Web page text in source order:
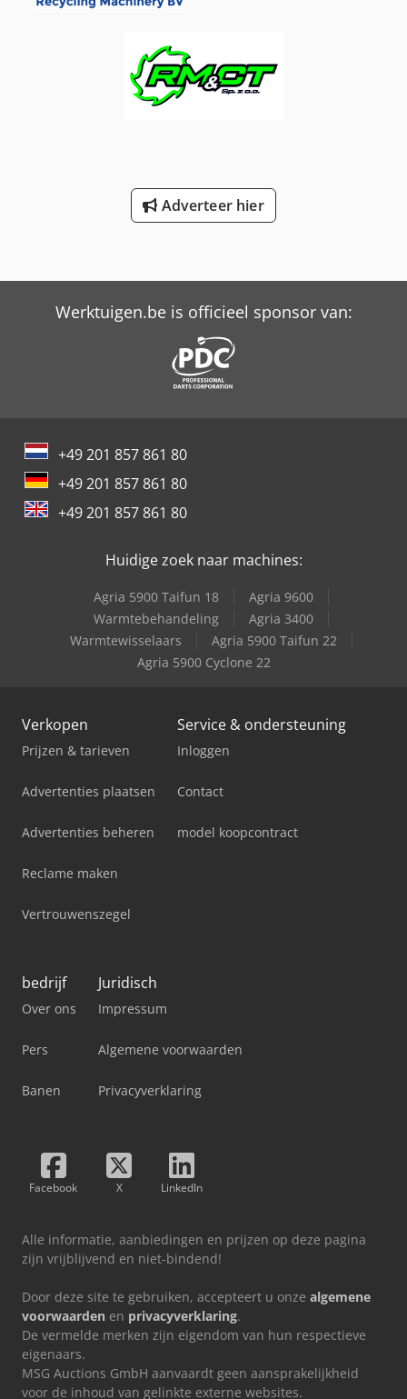
basisspanningsinstelling wordt niet gewijzigd - Met
geïntegreerde zaagbladspanningsindicator - De massief
gietijzeren zaagtafel is licht en comfortabel afgesteld via
Snijsnelheid 1400 m/min. vliegwieldiameter 530 mm max.
snijhoogte 350 mm max. snijbreedte met aanslag 465 mm
max. snijbreedte zonder aanslag 510 mm zaagbladlengte
V/50 Hz/P2 3,75 kW gewicht 305 kg Afmetingen
1000x720x2040 mm zuigmond diameter 2 x 100 mm
inbegrepen: 1 zaagbandset, lengte 4190 mm, 3-delig Art.-
Nr. 515 5313 INSTELLEN Opslaglocatie 97447 Gerolzhofen
Adverteer hier
Werktuigen.be is officieel sponsor van:
+49 201 857 861 80
+49 201 857 861 80
+49 201 857 861 80
Huidige zoek naar machines:
Agria 5900 Taifun 18
Agria 9600
Warmtebehandeling
Agria 3400
Warmtewisselaars
Agria 5900 Taifun 22
Agria 5900 Cyclone 22
Verkopen
Prijzen & tarieven
Advertenties plaatsen
Advertenties beheren
Reclame maken
Vertrouwenszegel
Service & ondersteuning
Inloggen
Contact
model koopcontract
bedrijf
Over ons
Pers
Banen
Juridisch
Impressum
Algemene voorwaarden
Privacyverklaring
Facebook X LinkedIn
Alle informatie, aanbiedingen en prijzen op deze pagina
zijn vrijblijvend en niet-bindend!
Door deze site te gebruiken, accepteert u onze algemene
voorwaarden en privacyverklaring.
De vermelde merken zijn eigendom van hun respectieve
eigenaars.
MSG Auctions GmbH aanvaardt geen aansprakelijkheid
voor de inhoud van gelinkte externe websites.